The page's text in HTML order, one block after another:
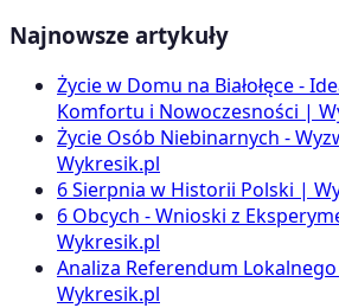
Najnowsze artykuły
Życie w Domu na Białołęce -
Komfortu i Nowoczesności |
Życie Osób Niebinarnych -
Wykresik.pl
6 Sierpnia w Historii Polski |
6 Obcych - Wnioski z
Wykresik.pl
Analiza Referendum Lokalnego
Wykresik.pl